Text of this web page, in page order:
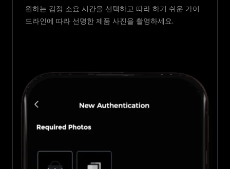
원하는 감정 소요 시간을 선택하고 따라 하기 쉬운 가이
드라인에 따라 선명한 제품 사진을 촬영하세요.